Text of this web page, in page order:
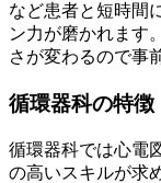
など患者と短時間
ン力が磨かれます
さが変わるので事
循環器科の特徴
循環器科では心電
の高いスキルが求